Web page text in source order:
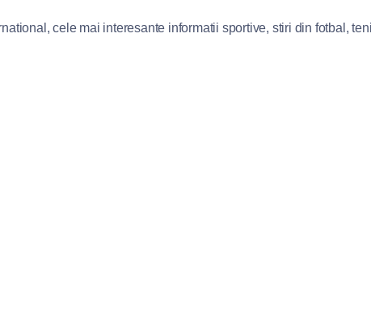
cele mai interesante informatii sportive, stiri din fotbal,